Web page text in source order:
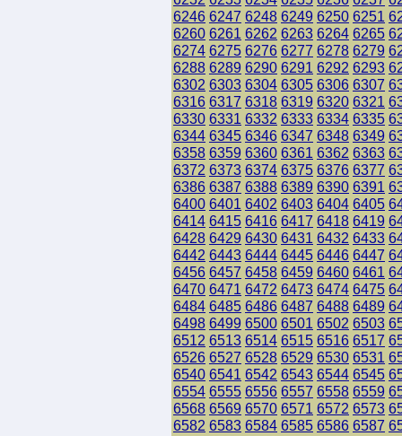
6246 6247 6248 6249 6250 6251
6260 6261 6262 6263 6264 6265
6274 6275 6276 6277 6278 6279
6288 6289 6290 6291 6292 6293
6302 6303 6304 6305 6306 6307
6316 6317 6318 6319 6320 6321
6330 6331 6332 6333 6334 6335
6344 6345 6346 6347 6348 6349
6358 6359 6360 6361 6362 6363
6372 6373 6374 6375 6376 6377
6386 6387 6388 6389 6390 6391
6400 6401 6402 6403 6404 6405
6414 6415 6416 6417 6418 6419
6428 6429 6430 6431 6432 6433
6442 6443 6444 6445 6446 6447
6456 6457 6458 6459 6460 6461
6470 6471 6472 6473 6474 6475
6484 6485 6486 6487 6488 6489
6498 6499 6500 6501 6502 6503
6512 6513 6514 6515 6516 6517
6526 6527 6528 6529 6530 6531
6540 6541 6542 6543 6544 6545
6554 6555 6556 6557 6558 6559
6568 6569 6570 6571 6572 6573
6582 6583 6584 6585 6586 6587